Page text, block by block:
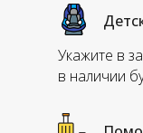
Укажите в
в наличии